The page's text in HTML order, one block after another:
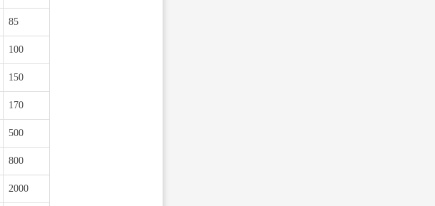
85
100
150
170
500
800
2000